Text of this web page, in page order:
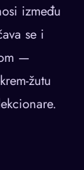
između
se i
—
žutu